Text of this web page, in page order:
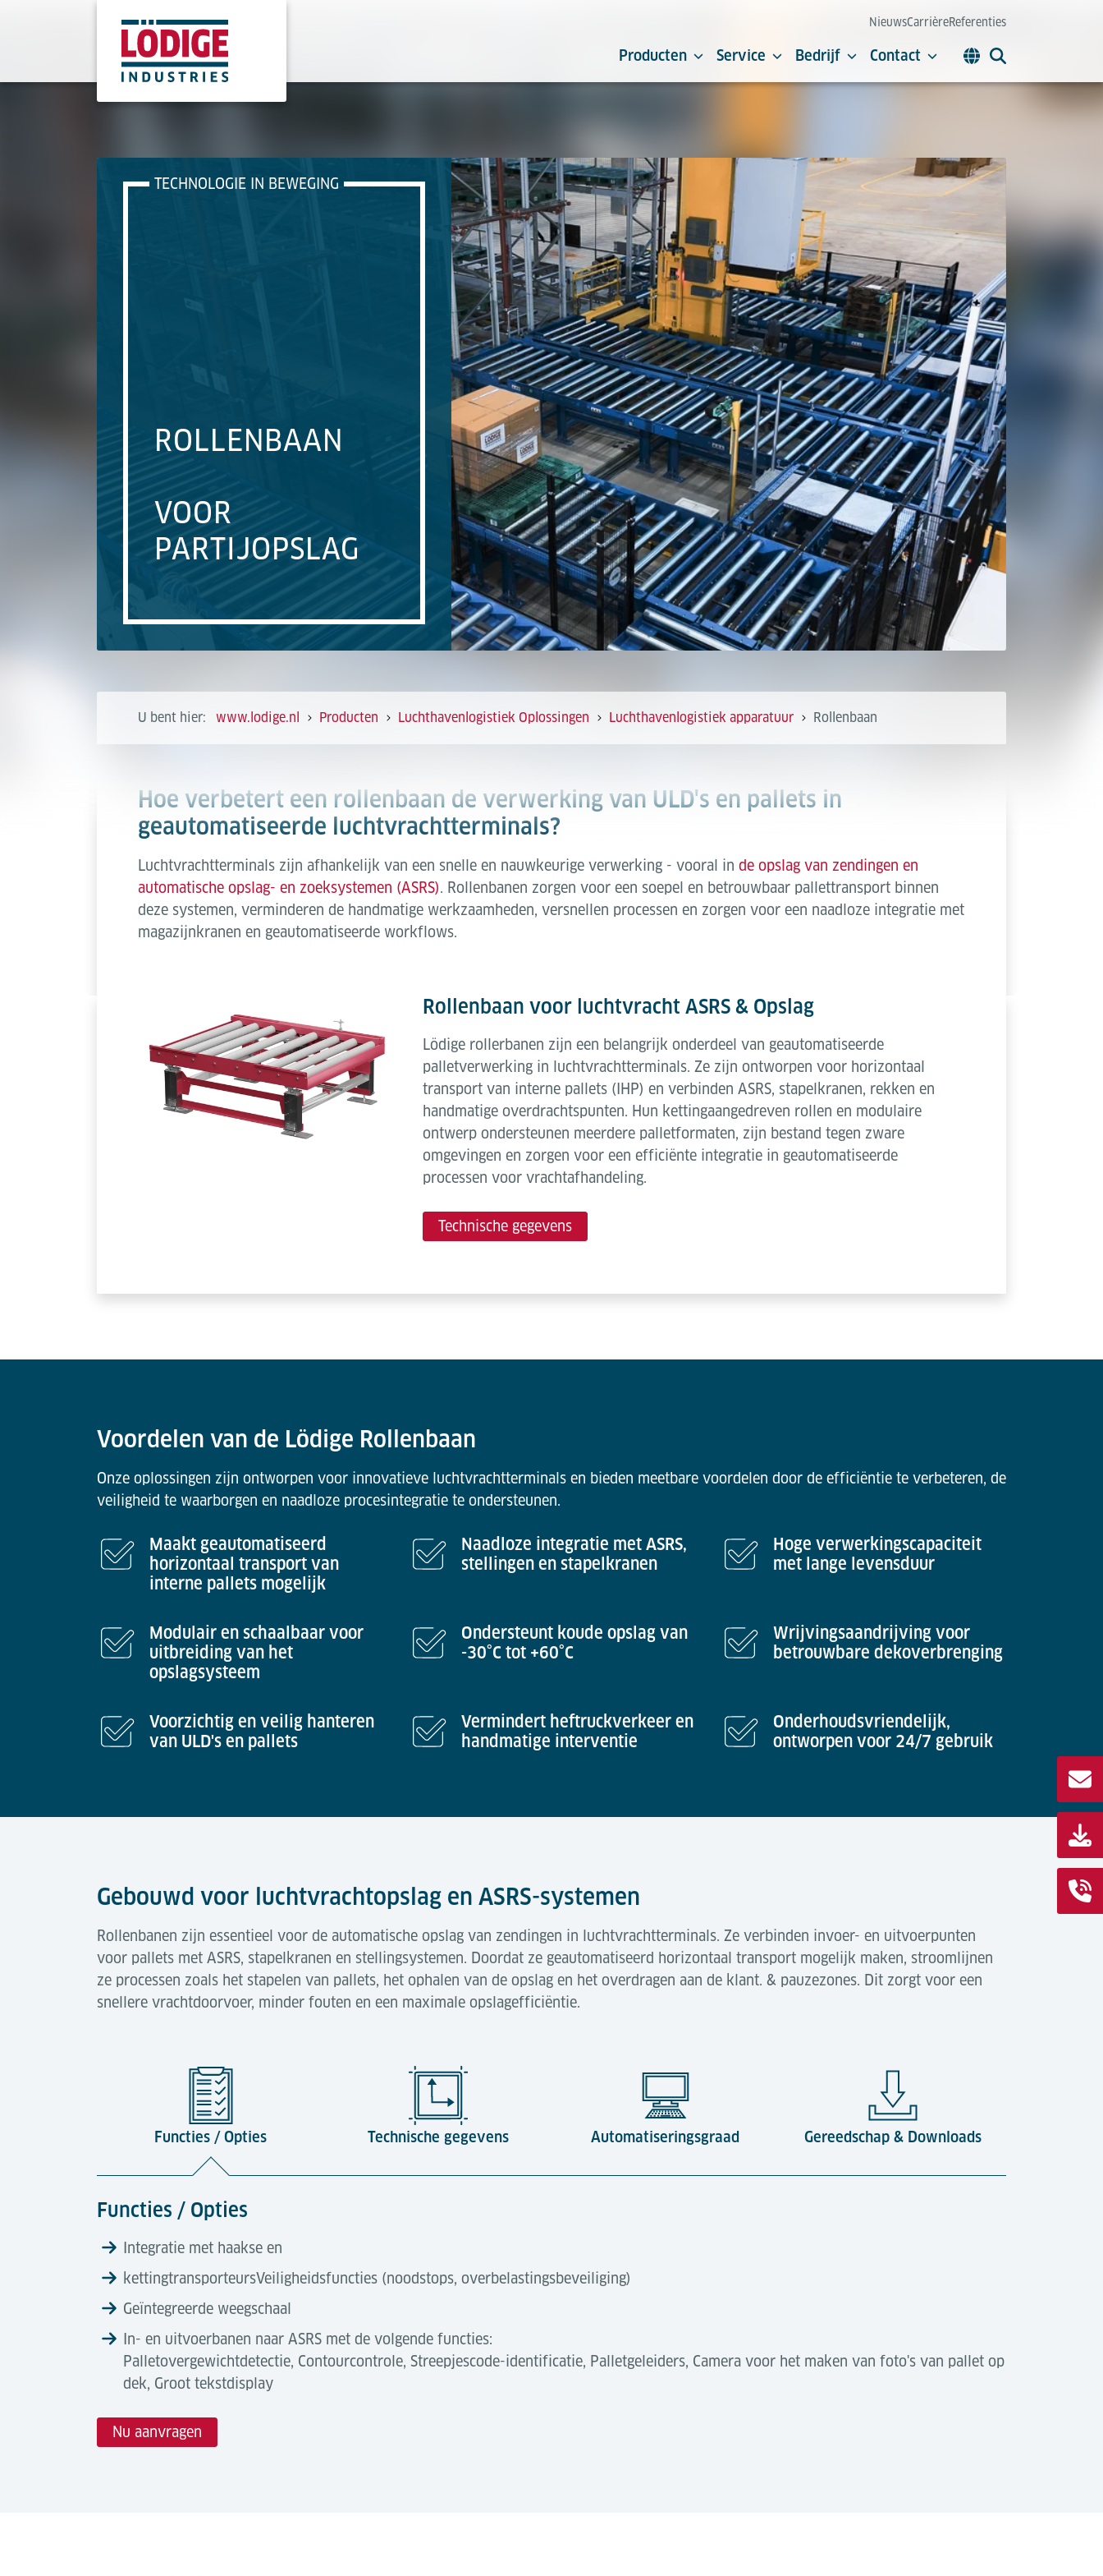
NieuwsCarrièreReferenties
Producten Service Bedrijf Contact
TECHNOLOGIE IN BEWEGING
ROLLENBAAN
VOOR
PARTIJOPSLAG
U bent hier: www.lodige.nl Producten Luchthavenlogistiek Oplossingen Luchthavenlogistiek apparatuur Rollenbaan
Hoe verbetert een rollenbaan de verwerking van ULD's en pallets in
geautomatiseerde luchtvrachtterminals?
Luchtvrachtterminals zijn afhankelijk van een snelle en nauwkeurige verwerking - vooral in de opslag van zendingen en
automatische opslag- en zoeksystemen (ASRS). Rollenbanen zorgen voor een soepel en betrouwbaar pallettransport binnen
deze systemen, verminderen de handmatige werkzaamheden, versnellen processen en zorgen voor een naadloze integratie met
magazijnkranen en geautomatiseerde workflows.
Rollenbaan voor luchtvracht ASRS & Opslag
Lödige rollerbanen zijn een belangrijk onderdeel van geautomatiseerde
palletverwerking in luchtvrachtterminals. Ze zijn ontworpen voor horizontaal
transport van interne pallets (IHP) en verbinden ASRS, stapelkranen, rekken en
handmatige overdrachtspunten. Hun kettingaangedreven rollen en modulaire
ontwerp ondersteunen meerdere palletformaten, zijn bestand tegen zware
omgevingen en zorgen voor een efficiënte integratie in geautomatiseerde
processen voor vrachtafhandeling.
Technische gegevens
Voordelen van de Lödige Rollenbaan
Onze oplossingen zijn ontworpen voor innovatieve luchtvrachtterminals en bieden meetbare voordelen door de efficiëntie te verbeteren, de
veiligheid te waarborgen en naadloze procesintegratie te ondersteunen.
Maakt geautomatiseerd
horizontaal transport van
interne pallets mogelijk
Naadloze integratie met ASRS,
stellingen en stapelkranen
Hoge verwerkingscapaciteit
met lange levensduur
Modulair en schaalbaar voor
uitbreiding van het
opslagsysteem
Ondersteunt koude opslag van
-30°C tot +60°C
Wrijvingsaandrijving voor
betrouwbare dekoverbrenging
Voorzichtig en veilig hanteren
van ULD's en pallets
Vermindert heftruckverkeer en
handmatige interventie
Onderhoudsvriendelijk,
ontworpen voor 24/7 gebruik
Gebouwd voor luchtvrachtopslag en ASRS-systemen
Rollenbanen zijn essentieel voor de automatische opslag van zendingen in luchtvrachtterminals. Ze verbinden invoer- en uitvoerpunten
voor pallets met ASRS, stapelkranen en stellingsystemen. Doordat ze geautomatiseerd horizontaal transport mogelijk maken, stroomlijnen
ze processen zoals het stapelen van pallets, het ophalen van de opslag en het overdragen aan de klant. & pauzezones. Dit zorgt voor een
snellere vrachtdoorvoer, minder fouten en een maximale opslagefficiëntie.
Functies / Opties Technische gegevens Automatiseringsgraad Gereedschap & Downloads
Functies / Opties
Integratie met haakse en
kettingtransporteursVeiligheidsfuncties (noodstops, overbelastingsbeveiliging)
Geïntegreerde weegschaal
In- en uitvoerbanen naar ASRS met de volgende functies:
Palletovergewichtdetectie, Contourcontrole, Streepjescode-identificatie, Palletgeleiders, Camera voor het maken van foto's van pallet op
dek, Groot tekstdisplay
Nu aanvragen